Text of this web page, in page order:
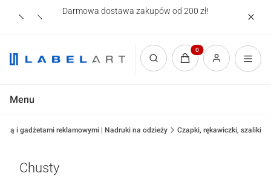
Darmowa dostawa zakupów od 200 zł!
Otwórz wyszukiwarkę
Produkty w koszyku:
Menu
i gadżetami reklamowymi | Nadruki na odzieży Czapki, rękawiczki, szaliki
Chusty